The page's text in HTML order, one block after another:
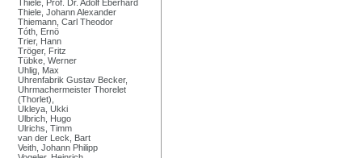
Thiele, Prof. Dr. Adolf Eberhard
Thiele, Johann Alexander
Thiemann, Carl Theodor
Tóth, Ernö
Trier, Hann
Tröger, Fritz
Tübke, Werner
Uhlig, Max
Uhrenfabrik Gustav Becker,
Uhrmachermeister Thorelet
(Thorlet),
Ukleya, Ukki
Ulbrich, Hugo
Ulrichs, Timm
van der Leck, Bart
Veith, Johann Philipp